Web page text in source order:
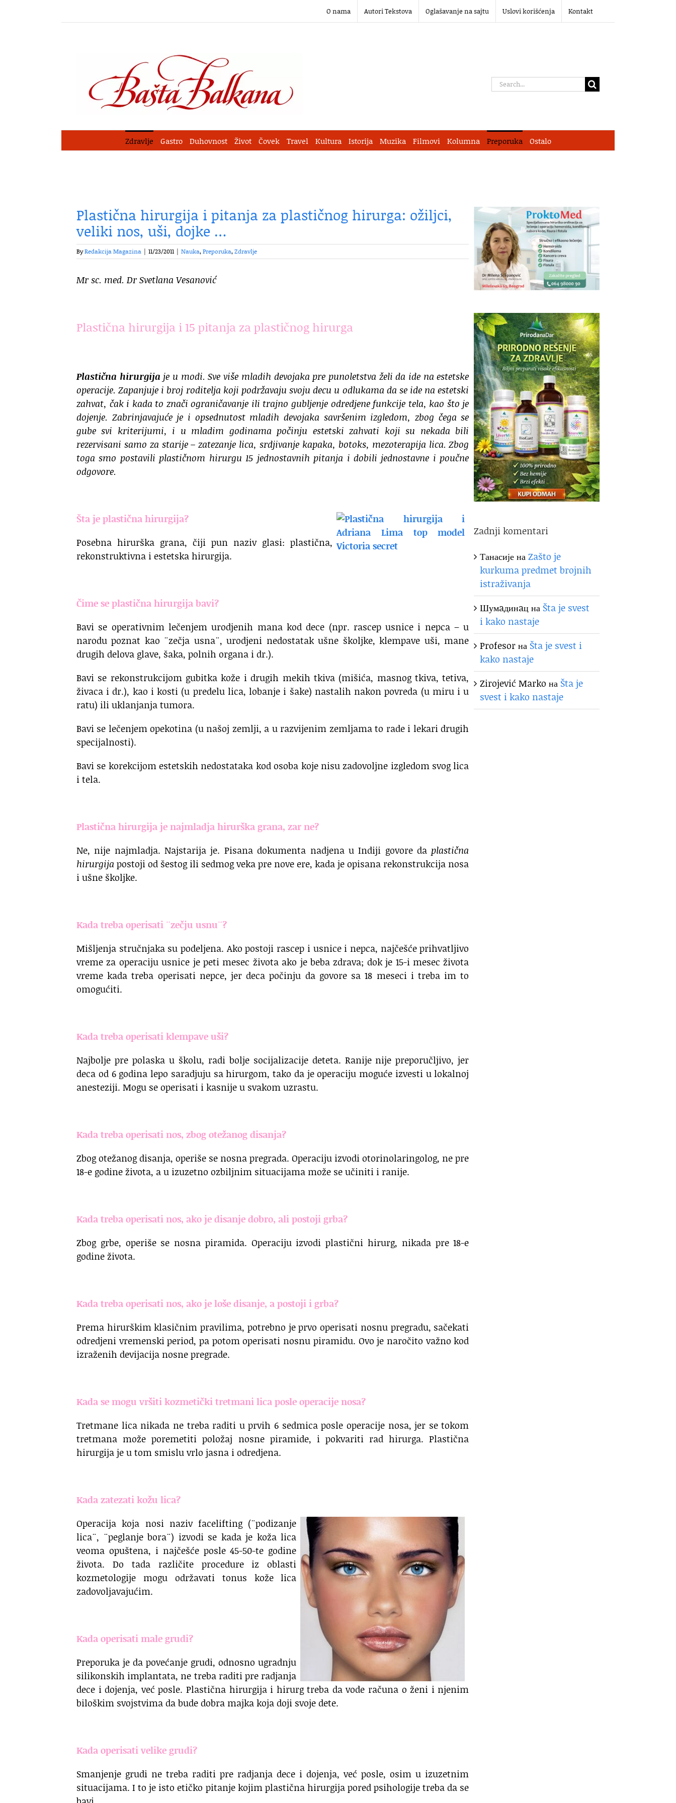
O nama Autori Tekstova Oglašavanje na sajtu Uslovi korišćenja Kontakt
Search
Zdravlje Gastro Duhovnost Život Čovek Travel Kultura Istorija Muzika Filmovi Kolumna Preporuka Ostalo
Plastična hirurgija i pitanja za plastičnog hirurga: ožiljci,
veliki nos, uši, dojke …
ByRedakcija Magazina | 11/23/2011 | Nauka,Preporuka,Zdravlje
Mr sc. med. Dr Svetlana Vesanović
Plastična hirurgija i 15 pitanja za plastičnog hirurga
Plastična hirurgija je u modi. Sve više mladih devojaka pre punoletstva želi da ide na estetske
operacije. Zapanjuje i broj roditelja koji podržavaju svoju decu u odlukama da se ide na estetski
zahvat, čak i kada to znači ograničavanje ili trajno gubljenje odredjene funkcije tela, kao što je
dojenje. Zabrinjavajuće je i opsednutost mladih devojaka savršenim izgledom, zbog čega se
gube svi kriterijumi, i u mladim godinama počinju estetski zahvati koji su nekada bili
rezervisani samo za starije – zatezanje lica, srdjivanje kapaka, botoks, mezoterapija lica. Zbog
toga smo postavili plastičnom hirurgu 15 jednostavnih pitanja i dobili jednostavne i poučne
odgovore.
Šta je plastična hirurgija?
Posebna hirurška grana, čiji pun naziv glasi: plastična,
rekonstruktivna i estetska hirurgija.
Čime se plastična hirurgija bavi?
Bavi se operativnim lečenjem urodjenih mana kod dece (npr. rascep usnice i nepca – u
narodu poznat kao ¨zečja usna¨, urodjeni nedostatak ušne školjke, klempave uši, mane
drugih delova glave, šaka, polnih organa i dr.).
Bavi se rekonstrukcijom gubitka kože i drugih mekih tkiva (mišića, masnog tkiva, tetiva,
živaca i dr.), kao i kosti (u predelu lica, lobanje i šake) nastalih nakon povreda (u miru i u
ratu) ili uklanjanja tumora.
Bavi se lečenjem opekotina (u našoj zemlji, a u razvijenim zemljama to rade i lekari drugih
specijalnosti).
Bavi se korekcijom estetskih nedostataka kod osoba koje nisu zadovoljne izgledom svog lica
i tela.
Plastična hirurgija je najmladja hirurška grana, zar ne?
Ne, nije najmladja. Najstarija je. Pisana dokumenta nadjena u Indiji govore da plastična
hirurgija postoji od šestog ili sedmog veka pre nove ere, kada je opisana rekonstrukcija nosa
i ušne školjke.
Kada treba operisati ¨zečju usnu¨?
Mišljenja stručnjaka su podeljena. Ako postoji rascep i usnice i nepca, najčešće prihvatljivo
vreme za operaciju usnice je peti mesec života ako je beba zdrava; dok je 15-i mesec života
vreme kada treba operisati nepce, jer deca počinju da govore sa 18 meseci i treba im to
omogućiti.
Kada treba operisati klempave uši?
Najbolje pre polaska u školu, radi bolje socijalizacije deteta. Ranije nije preporučljivo, jer
deca od 6 godina lepo saradjuju sa hirurgom, tako da je operaciju moguće izvesti u lokalnoj
anesteziji. Mogu se operisati i kasnije u svakom uzrastu.
Kada treba operisati nos, zbog otežanog disanja?
Zbog otežanog disanja, operiše se nosna pregrada. Operaciju izvodi otorinolaringolog, ne pre
18-e godine života, a u izuzetno ozbiljnim situacijama može se učiniti i ranije.
Kada treba operisati nos, ako je disanje dobro, ali postoji grba?
Zbog grbe, operiše se nosna piramida. Operaciju izvodi plastični hirurg, nikada pre 18-e
godine života.
Kada treba operisati nos, ako je loše disanje, a postoji i grba?
Prema hirurškim klasičnim pravilima, potrebno je prvo operisati nosnu pregradu, sačekati
odredjeni vremenski period, pa potom operisati nosnu piramidu. Ovo je naročito važno kod
izraženih devijacija nosne pregrade.
Kada se mogu vršiti kozmetički tretmani lica posle operacije nosa?
Tretmane lica nikada ne treba raditi u prvih 6 sedmica posle operacije nosa, jer se tokom
tretmana može poremetiti položaj nosne piramide, i pokvariti rad hirurga. Plastična
hirurgija je u tom smislu vrlo jasna i odredjena.
Kada zatezati kožu lica?
Operacija koja nosi naziv facelifting (¨podizanje
lica¨, ¨peglanje bora¨) izvodi se kada je koža lica
veoma opuštena, i najčešće posle 45-50-te godine
života. Do tada različite procedure iz oblasti
kozmetologije mogu održavati tonus kože lica
zadovoljavajućim.
Kada operisati male grudi?
Preporuka je da povećanje grudi, odnosno ugradnju
silikonskih implantata, ne treba raditi pre radjanja
dece i dojenja, već posle. Plastična hirurgija i hirurg treba da vode računa o ženi i njenim
biloškim svojstvima da bude dobra majka koja doji svoje dete.
Kada operisati velike grudi?
Smanjenje grudi ne treba raditi pre radjanja dece i dojenja, već posle, osim u izuzetnim
situacijama. I to je isto etičko pitanje kojim plastična hirurgija pored psihologije treba da se
Zadnji komentari
ТанасијенаZašto je
kurkuma predmet brojnih
istraživanja
Шумaдинaцна Šta je svest
i kako nastaje
Profesorна Šta je svest i
kako nastaje
Zirojević Marko на Šta je
svest i kako nastaje